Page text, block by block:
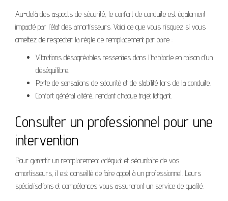
Au-delà des aspects de sécurité, le confort de conduite est également
impacté par l’état des amortisseurs. Voici ce que vous risquez si vous
omettez de respecter la règle de remplacement par paire :
Vibrations désagréables ressenties dans l’habitacle en raison d’un
déséquilibre.
Perte de sensations de sécurité et de stabilité lors de la conduite.
Confort général altéré, rendant chaque trajet fatigant.
Consulter un professionnel pour une
intervention
Pour garantir un remplacement adéquat et sécuritaire de vos
amortisseurs, il est conseillé de faire appel à un professionnel. Leurs
spécialisations et compétences vous assureront un service de qualité.